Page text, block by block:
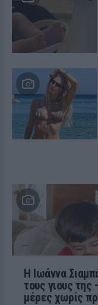
H Ιωάννα
τους γιους της
μέρες χωρίς